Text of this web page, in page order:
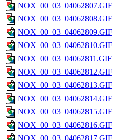
NOX_00_03_04062807.GIF
NOX_00_03_04062808.GIF
NOX_00_03_04062809.GIF
NOX_00_03_04062810.GIF
NOX_00_03_04062811.GIF
NOX_00_03_04062812.GIF
NOX_00_03_04062813.GIF
NOX_00_03_04062814.GIF
NOX_00_03_04062815.GIF
NOX_00_03_04062816.GIF